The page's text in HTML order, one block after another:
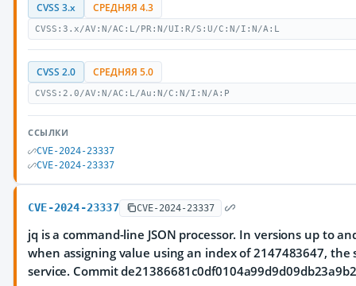
CVSS 3.x СРЕДНЯЯ 4.3
CVSS:3.x/AV:N/AC:L/PR:N/UI:R/S:U/C:N/I:N/A:L
CVSS 2.0 СРЕДНЯЯ 5.0
CVSS:2.0/AV:N/AC:L/Au:N/C:N/I:N/A:P
ССЫЛКИ
CVE-2024-23337
CVE-2024-23337
CVE-2024-23337 CVE-2024-23337
jq is a command-line JSON processor. In versions up to
when assigning value using an index of 2147483647,
service. Commit